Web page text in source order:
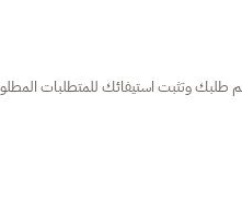
طلبك وتثبت استيفائك للمتطلبات